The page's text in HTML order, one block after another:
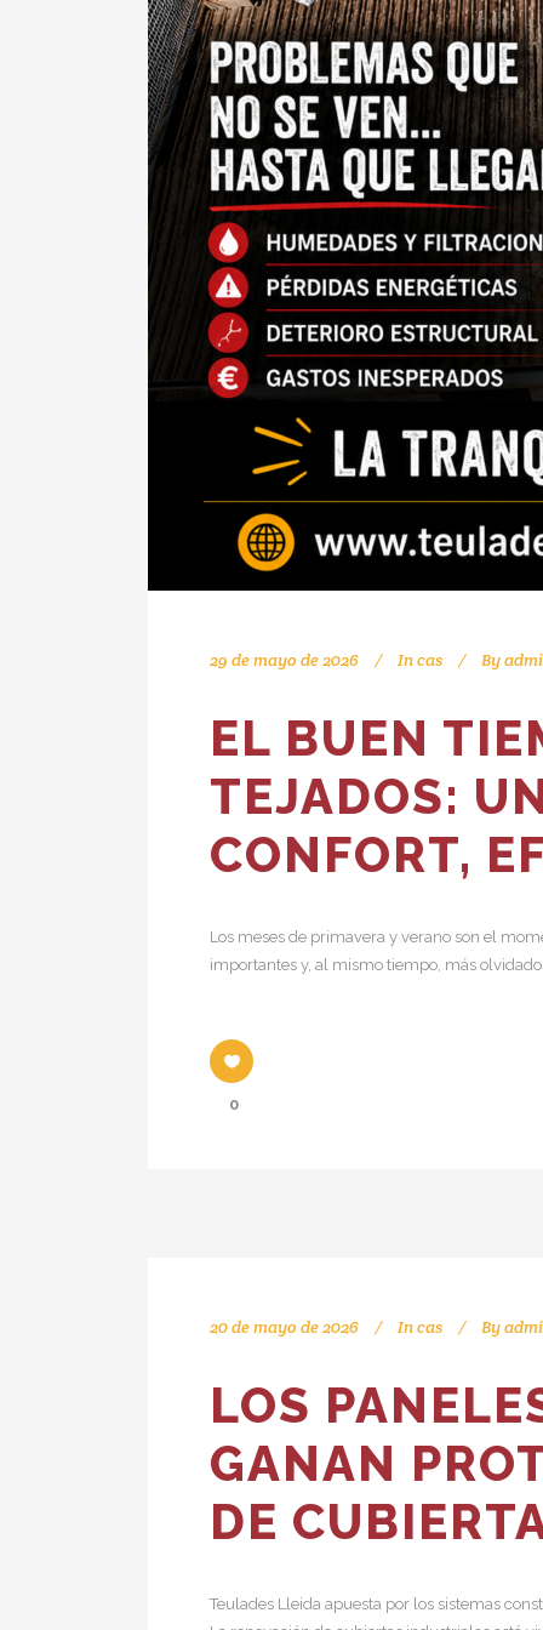
29 de mayo de 2026 Incas By
EL BUEN
TEJADOS:
CONFORT,
Los meses de primavera y verano son el
importantes y, al mismo tiempo, más
0
20 de mayo de 2026 Incas By
LOS
GANAN
DE
Teulades Lleida apuesta por los sistemas